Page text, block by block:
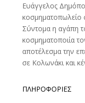
Ευάγγελος
κοσμηματοπωλείο
Σύντομα η αγάπη
κοσμηματοποιία
αποτέλεσμα την
σε Κολωνάκι και
ΠΛΗΡΟΦΟΡΊΕΣ